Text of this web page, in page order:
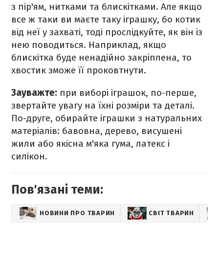
з пір'ям, нитками та блискітками. Але якщо
все ж таки ви маєте таку іграшку, бо котик
від неї у захваті, тоді прослідкуйте, як він із
нею поводиться. Наприклад, якщо
блискітка буде ненадійно закріплена, то
хвостик зможе її проковтнути.
Зауважте: при виборі іграшок, по-перше,
звертайте увагу на їхні розміри та деталі.
По-друге, обирайте іграшки з натуральних
матеріалів: бавовна, дерево, висушені
жили або якісна м'яка гума, латекс і
силікон.
Пов'язані теми:
НОВИНИ ПРО ТВАРИН СВІТ ТВАРИН